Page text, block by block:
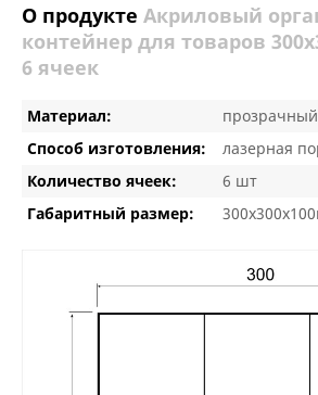
О продукте Акриловый
контейнер для товаров
6 ячеек
Материал:
Способ изготовления:
лазерная
Количество ячеек:
6 шт
Габаритный размер: